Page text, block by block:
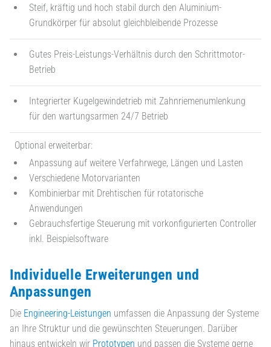
Steif, kräftig und hoch stabil durch den Aluminium-
Grundkörper für absolut gleichbleibende Prozesse
Gutes Preis-Leistungs-Verhältnis durch den Schrittmotor-
Betrieb
Integrierter Kugelgewindetrieb mit Zahnriemenumlenkung
für den wartungsarmen 24/7 Betrieb
Optional erweiterbar:
Anpassung auf weitere Verfahrwege, Längen und Lasten
Verschiedene Motorvarianten
Kombinierbar mit Drehtischen für rotatorische
Anwendungen
Gebrauchsfertige Steuerung mit vorkonfigurierten Controller
inkl. Beispielsoftware
Individuelle Erweiterungen und
Anpassungen
Die Engineering-Leistungen umfassen die Anpassung der Systeme
an Ihre Struktur und die gewünschten Steuerungen. Darüber
hinaus entwickeln wir Prototypen und passen die Systeme gerne